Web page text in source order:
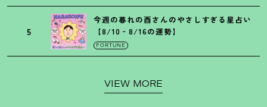
5
今週の暮れの酉さんのやさしすぎる星占い
【8/10‐8/16の運勢】
FORTUNE
VIEW MORE